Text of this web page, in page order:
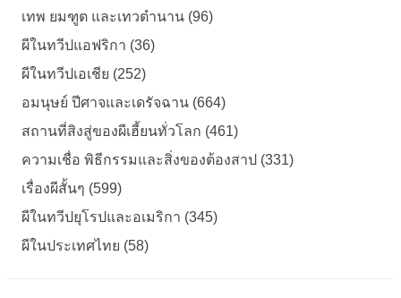
เทพ ยมฑูต และเทวตำนาน (96)
ผีในทวีปแอฟริกา (36)
ผีในทวีปเอเชีย (252)
อมนุษย์ ปีศาจและเดรัจฉาน (664)
สถานที่สิงสู่ของผีเฮี้ยนทั่วโลก (461)
ความเชื่อ พิธีกรรมและสิ่งของต้องสาป (331)
เรื่องผีสั้นๆ (599)
ผีในทวีปยุโรปและอเมริกา (345)
ผีในประเทศไทย (58)